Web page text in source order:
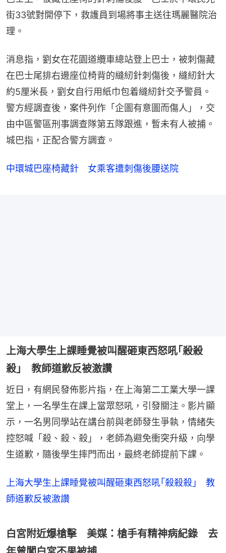
街33號對開停下，救護員到場將事主送往瑪麗醫院治
理。
消息指，劉女在花園道纜車總站登上巴士，被刺傷藏
在巴士尾排右邊座位椅背的縫紉針刺傷後，縫紉針大
約5厘米長，劉女自行用紙巾包着縫紉針交予警員。
警方經調查後，案件列作「企圖有意圖而傷人」，交
由中區警區刑事調查隊第五隊跟進，暫未有人被捕。
城巴指，正配合警方調查。
中環城巴座椅藏針 女乘客遭刺傷後腰送院
上海大學生上課睡覺被叫醒砸東西怒吼｢殺殺
殺｣ 教師道歉反被激讚
近日，有網民發佈影片指，在上海第二工業大學一課
堂上，一名學生在課上當眾怒吼，引發關注。影片顯
示，一名男同學站在講台前與老師發生爭執，情緒失
控怒喊「殺、殺、殺」，老師為避免衝突升級，向學
生道歉，隨後學生摔門而出，最終老師提前下課。
上海大學生上課睡覺被叫醒砸東西怒吼｢殺殺殺｣ 教
師道歉反被激讚
白宮附近爆槍擊 美媒：槍手有精神病紀錄 去